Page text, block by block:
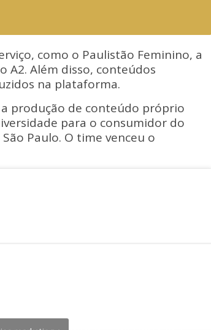
como o Paulistão Feminino, a
A2. Além disso, conteúdos
na plataforma.
produção de conteúdo próprio
para o consumidor do
Paulo. O time venceu o